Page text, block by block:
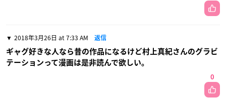
2018年3月26日 at 7:33 AM 返信
ギャグ好きな人なら昔の作品になるけど村上真紀さんのグラビ
テーションって漫画は是非読んで欲しい。
0